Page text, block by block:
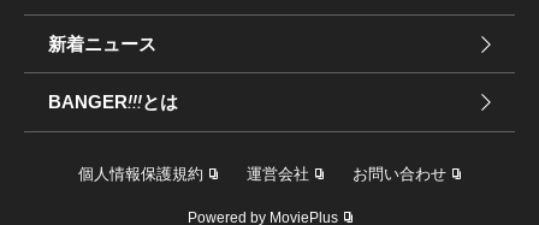
新着ニュース
BANGER!!!とは
個人情報保護規約 運営会社 お問い合わせ
Powered by MoviePlus